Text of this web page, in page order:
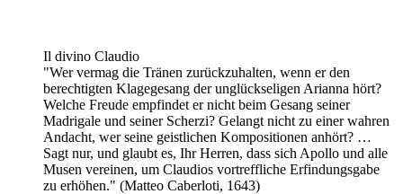
Il divino Claudio
"Wer vermag die Tränen zurückzuhalten, wenn er den
berechtigten Klagegesang der unglückseligen Arianna hört?
Welche Freude empfindet er nicht beim Gesang seiner
Madrigale und seiner Scherzi? Gelangt nicht zu einer wahren
Andacht, wer seine geistlichen Kompositionen anhört? …
Sagt nur, und glaubt es, Ihr Herren, dass sich Apollo und alle
Musen vereinen, um Claudios vortreffliche Erfindungsgabe
zu erhöhen." (Matteo Caberloti, 1643)